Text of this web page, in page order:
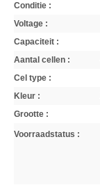
Conditie :
Voltage :
Capaciteit :
Aantal cellen :
Cel type :
Kleur :
Grootte :
Voorraadstatus :